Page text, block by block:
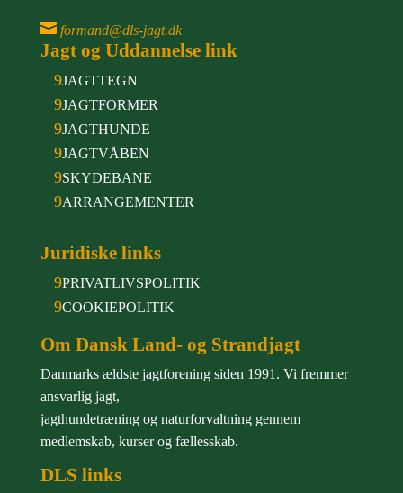
 formand@dls-jagt.dk
Jagt og Uddannelse link
9JAGTTEGN
9JAGTFORMER
9JAGTHUNDE
9JAGTVÅBEN
9SKYDEBANE
9ARRANGEMENTER
Juridiske links
9PRIVATLIVSPOLITIK
9COOKIEPOLITIK
Om Dansk Land- og Strandjagt
Danmarks ældste jagtforening siden 1991. Vi fremmer
ansvarlig jagt,
jagthundetræning og naturforvaltning gennem
medlemskab, kurser og fællesskab.
DLS links